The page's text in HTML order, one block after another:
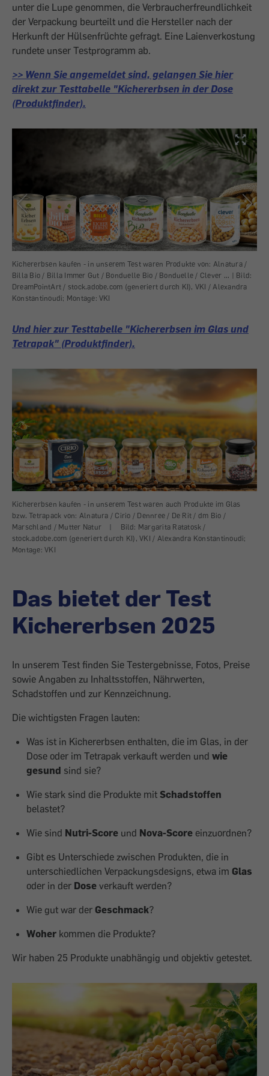
unter die Lupe genommen, die Verbraucherfreundlichkeit
der Verpackung beurteilt und die Hersteller nach der
Herkunft der Hülsenfrüchte gefragt. Eine Laienverkostung
rundete unser Testprogramm ab.
>> Wenn Sie angemeldet sind, gelangen Sie hier
direkt zur Testtabelle "Kichererbsen in der Dose
(Produktfinder).
Kichererbsen kaufen - in unserem Test waren Produkte von: Alnatura /
Billa Bio / Billa Immer Gut / Bonduelle Bio / Bonduelle / Clever ... | Bild:
DreamPointArt / stock.adobe.com (generiert durch KI), VKI / Alexandra
Konstantinoudi; Montage: VKI
Und hier zur Testtabelle "Kichererbsen im Glas und
Tetrapak" (Produktfinder).
Kichererbsen kaufen - in unserem Test waren auch Produkte im Glas
bzw. Tetrapack von: Alnatura / Cirio / Dennree / De Rit / dm Bio /
Marschland / Mutter Natur
|
Bild: Margarita Ratatosk /
stock.adobe.com (generiert durch KI), VKI / Alexandra Konstantinoudi;
Montage: VKI
Das bietet der Test
Kichererbsen 2025
In unserem Test finden Sie Testergebnisse, Fotos, Preise
sowie Angaben zu Inhaltsstoffen, Nährwerten,
Schadstoffen und zur Kennzeichnung.
Die wichtigsten Fragen lauten:
Was ist in Kichererbsen enthalten, die im Glas, in der
Dose oder im Tetrapak verkauft werden und wie
gesund sind sie?
Wie stark sind die Produkte mit Schadstoffen
belastet?
Wie sind Nutri-Score und Nova-Score einzuordnen?
Gibt es Unterschiede zwischen Produkten, die in
unterschiedlichen Verpackungsdesigns, etwa im Glas
oder in der Dose verkauft werden?
Wie gut war der Geschmack?
Woher kommen die Produkte?
Wir haben 25 Produkte unabhängig und objektiv getestet.